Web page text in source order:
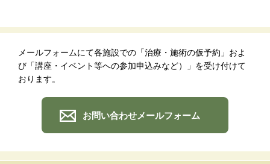
メールフォームにて各施設での「治療・施術の仮予約」およ
び「講座・イベント等への参加申込みなど）」を受け付けて
おります。
お問い合わせメールフォーム